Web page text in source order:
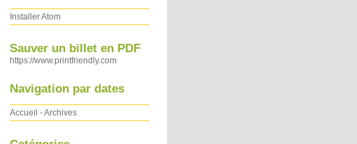
Installer Atom
Sauver un billet en PDF
https://www.printfriendly.com
Navigation par dates
Accueil -Archives